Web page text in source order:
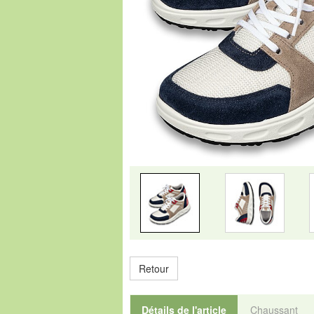
Retour
Détails de l'article Chaussant